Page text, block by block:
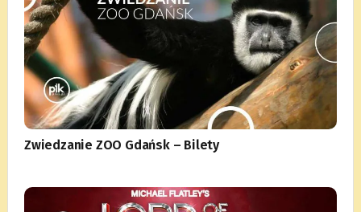
Zwiedzanie ZOO Gdańsk – Bilety